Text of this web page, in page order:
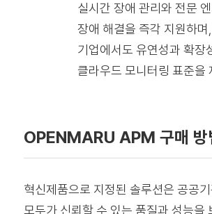
실시간 장애 관리와 전문
장애 해결을 즉각 지원하며
기업에서도 유연성과 확장
클라우드 모니터링 표준을
OPENMARU APM 구매 방
혁신제품으로 지정된 솔루션은 공공
모두가 신뢰할 수 있는 품질과 성능을